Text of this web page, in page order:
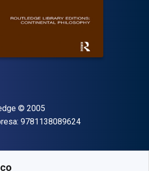
Copyright
© 2005
9781138089624"ISBN-13